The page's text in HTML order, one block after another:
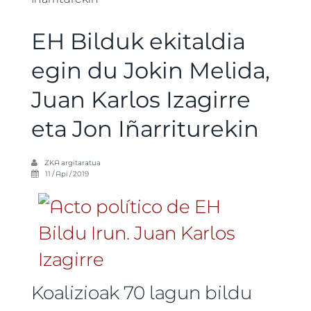
EH Bilduk ekitaldia
egin du Jokin Melida,
Juan Karlos Izagirre
eta Jon Iñarriturekin
ZKA argitaratua
11 / Api / 2019
Koalizioak 70 lagun bildu